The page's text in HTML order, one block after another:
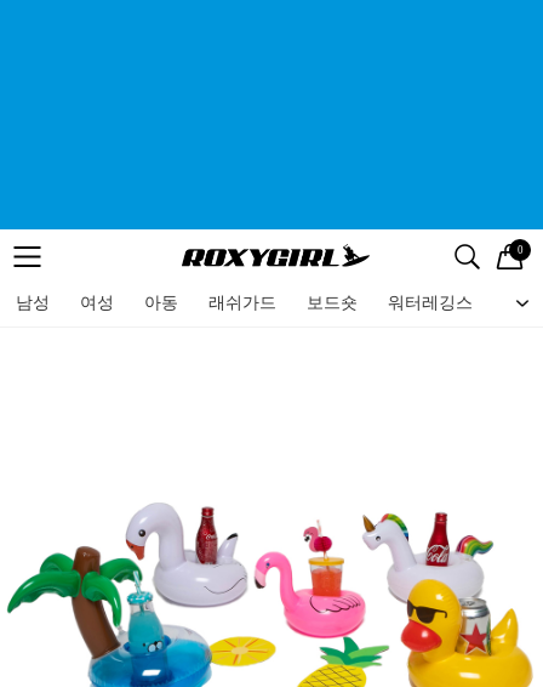
메뉴 검색
로고 0
남성 여성 아동 래쉬가드 보드숏 워터레깅스 비
메뉴